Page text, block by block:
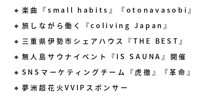
🔸楽曲『small habits』『otonavasobi』
🔸旅しながら働く『coliving Japan』
🔸三重県伊勢市シェアハウス『THE BEST』
🔸無人島サウナイベント『IS SAUNA』開催
🔸SNSマーケティングチーム『虎徹』『革命』
🔸夢洲超花火VVIPスポンサー